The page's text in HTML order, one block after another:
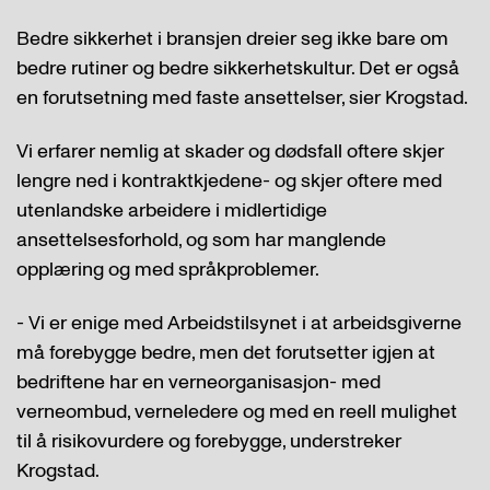
Bedre sikkerhet i bransjen dreier seg ikke bare om
bedre rutiner og bedre sikkerhetskultur. Det er også
en forutsetning med faste ansettelser, sier Krogstad.
Vi erfarer nemlig at skader og dødsfall oftere skjer
lengre ned i kontraktkjedene- og skjer oftere med
utenlandske arbeidere i midlertidige
ansettelsesforhold, og som har manglende
opplæring og med språkproblemer.
- Vi er enige med Arbeidstilsynet i at arbeidsgiverne
må forebygge bedre, men det forutsetter igjen at
bedriftene har en verneorganisasjon- med
verneombud, verneledere og med en reell mulighet
til å risikovurdere og forebygge, understreker
Krogstad.